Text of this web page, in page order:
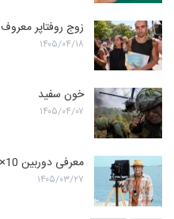
زوج روفتاپر معروف
۱۴۰۵/۰۴/۱۸
خون سفید
۱۴۰۵/۰۴/۰۷
معرفی دوربین ONDU EIKAN 8×10
۱۴۰۵/۰۳/۲۷